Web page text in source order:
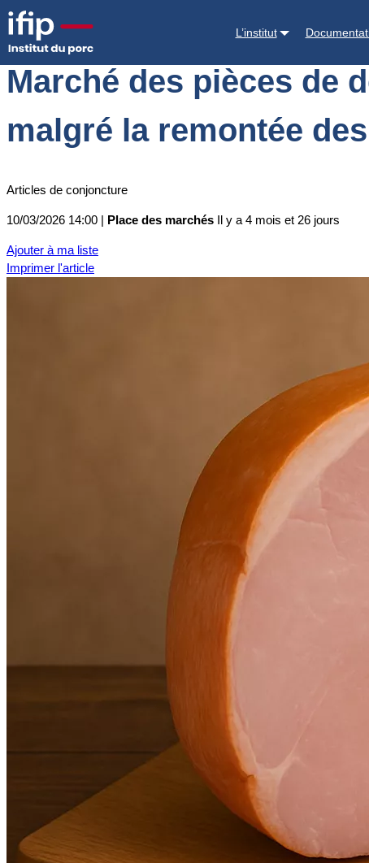
L’institut
Accueil Place des marchés
Marché des pièces de
malgré la remontée
Articles de conjoncture
10/03/2026 14:00 | Place des marchés Il y a 4 mois et 26 jours
Ajouter à ma liste
Imprimer l'article